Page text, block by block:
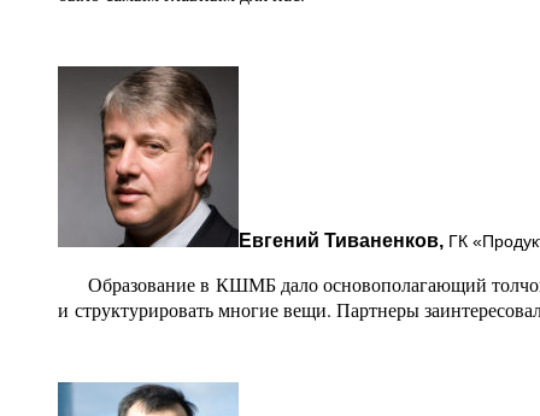
Евгений Тиваненков, ГК
Образование в КШМБ дало основополагающий толчок
и структурировать многие вещи. Партнеры